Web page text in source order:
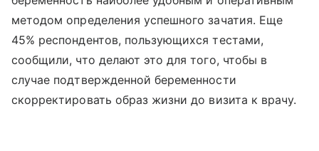
методом определения успешного зачатия. Еще
45% респондентов, пользующихся тестами,
сообщили, что делают это для того, чтобы в
случае подтвержденной беременности
скорректировать образ жизни до визита к врачу.